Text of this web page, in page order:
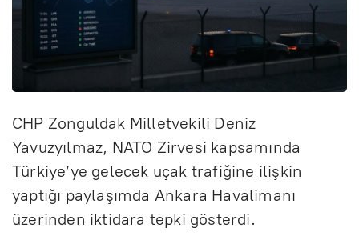
CHP Zonguldak Milletvekili Deniz
Yavuzyılmaz, NATO Zirvesi kapsamında
Türkiye’ye gelecek uçak trafiğine ilişkin
yaptığı paylaşımda Ankara Havalimanı
üzerinden iktidara tepki gösterdi.